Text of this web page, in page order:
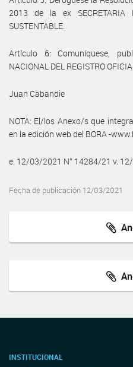
2013 de la ex SECRETARIA
SUSTENTABLE.
Artículo 6: Comuníquese,
NACIONAL DEL REGISTRO
Juan Cabandie
NOTA: El/los Anexo/s que
en la edición web del BORA -
e. 12/03/2021 N° 14284/21 v.
Fecha de publicación 12/03/2021
INSTITUCIONAL